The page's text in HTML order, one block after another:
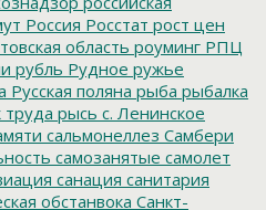
Россия Росстат рост цен
область роуминг РПЦ
рубль Рудное ружье
Русская поляна рыба рыбалка
рысь с. Ленинское
сальмонеллез Самбери
самозанятые самолет
санация санитария
обстанвока Санкт-